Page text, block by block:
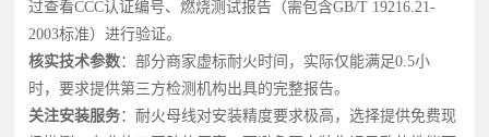
过查看CCC认证编号、燃烧测试报告（需包含GB/T 19216.21-
2003标准）进行验证。
核实技术参数：部分商家虚标耐火时间，实际仅能满足0.5小
时，要求提供第三方检测机构出具的完整报告。
关注安装服务：耐火母线对安装精度要求极高，选择提供免费现